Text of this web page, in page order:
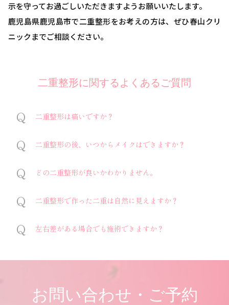
示を守ってお過ごしいただきますようお願いいたします。
鹿児島県鹿児島市で二重整形をお考えの方は、ぜひ春山クリ
ニックまでご相談ください。
二重整形に関するよくあるご質問
二重整形は痛いですか？
二重整形の後、いつからメイクはできますか？
どの二重整形が良いかわかりません。
二重整形で作った二重は自然に見えますか？
左右差がある場合でも施術できますか？
お問い合わせ・ご予約